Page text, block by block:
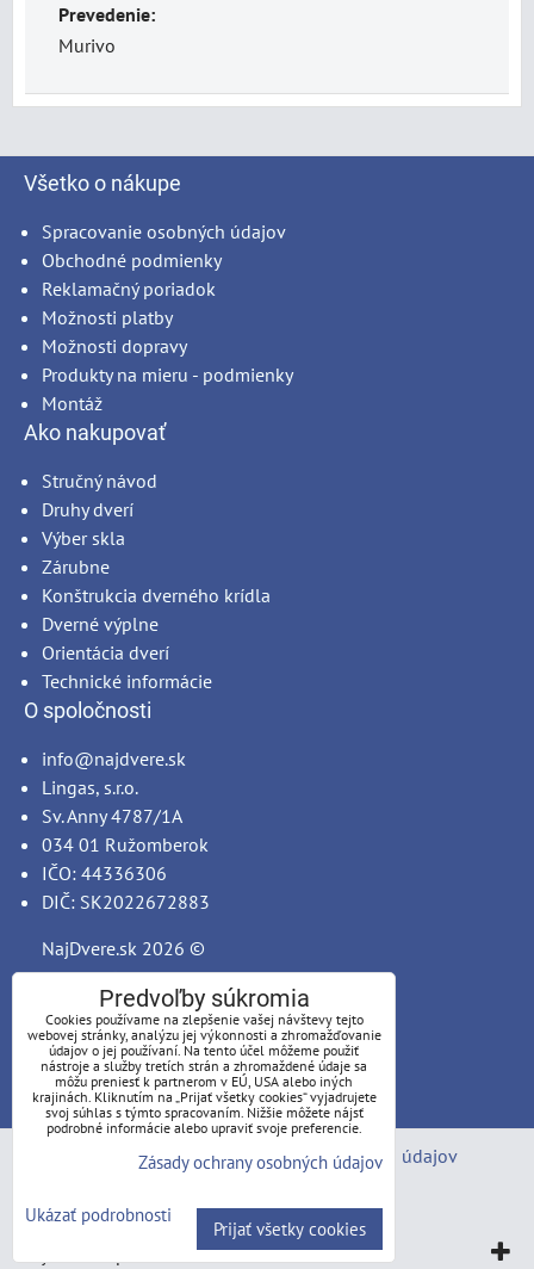
Prevedenie:
Murivo
Všetko o nákupe
Spracovanie osobných údajov
Obchodné podmienky
Reklamačný poriadok
Možnosti platby
Možnosti dopravy
Produkty na mieru - podmienky
Montáž
Ako nakupovať
Stručný návod
Druhy dverí
Výber skla
Zárubne
Konštrukcia dverného krídla
Dverné výplne
Orientácia dverí
Technické informácie
O spoločnosti
info@najdvere.sk
Lingas, s.r.o.
Sv. Anny 4787/1A
034 01 Ružomberok
IČO: 44336306
DIČ: SK2022672883
NajDvere.sk 2026 ©
Predvoľby súkromia
Zásady ochrany osobných údajov
Vytvorené pomocou:BiznisWeb.sk
Predvoľby súkromia
Cookies používame na zlepšenie vašej návštevy tejto
webovej stránky, analýzu jej výkonnosti a zhromažďovanie
údajov o jej používaní. Na tento účel môžeme použiť
nástroje a služby tretích strán a zhromaždené údaje sa
môžu preniesť k partnerom v EÚ, USA alebo iných
krajinách. Kliknutím na „Prijať všetky cookies“ vyjadrujete
svoj súhlas s týmto spracovaním. Nižšie môžete nájsť
podrobné informácie alebo upraviť svoje preferencie.
Zásady ochrany osobných údajov
Ukázať podrobnosti
Prijať všetky cookies